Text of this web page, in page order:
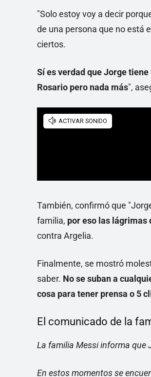
"Solo estoy voy a decir
de una persona que no está
ciertos.
Sí es verdad que Jorge
Rosario pero nada más",
También, confirmó que
familia, por eso las lágrimas
contra Argelia.
Finalmente, se mostró
saber. No se suban a
cosa para tener prensa o 5
El comunicado de la
La familia Messi informa que
En estos momentos se